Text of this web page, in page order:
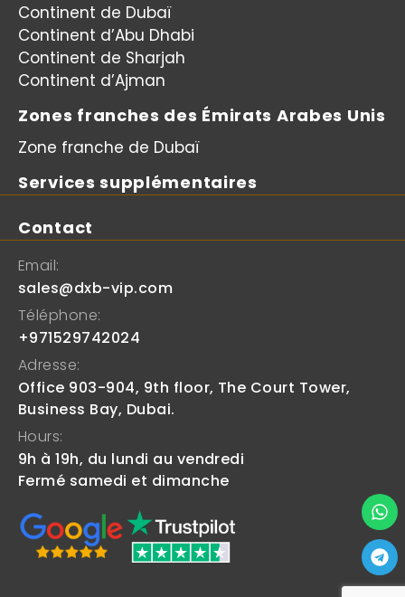
Continent de Dubaï
Continent d’Abu Dhabi
Continent de Sharjah
Continent d’Ajman
Zones franches des Émirats Arabes Unis
Zone franche de Dubaï
Services supplémentaires
Contact
Email:
sales@dxb-vip.com
Téléphone:
+971529742024
Adresse:
Office 903-904, 9th floor, The Court Tower,
Business Bay, Dubai.
Hours:
9h à 19h, du lundi au vendredi
Fermé samedi et dimanche